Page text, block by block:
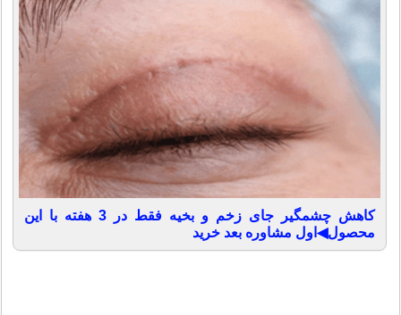
کاهش چشمگیر جای زخم و بخیه فقط در 3 هفته با این
محصول◀اول مشاوره بعد خرید